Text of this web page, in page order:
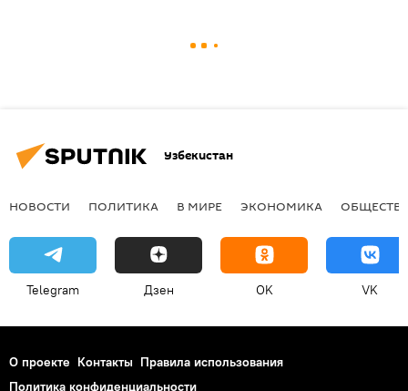
Узбекистан
НОВОСТИ ПОЛИТИКА В МИРЕ ЭКОНОМИКА
Telegram Дзен OK VK
О проекте Контакты Правила использования
Политика конфиденциальности